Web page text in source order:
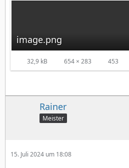
image.png
32,9 kB 654 × 283 453
Rainer
Meister
15. Juli 2024 um 18:08